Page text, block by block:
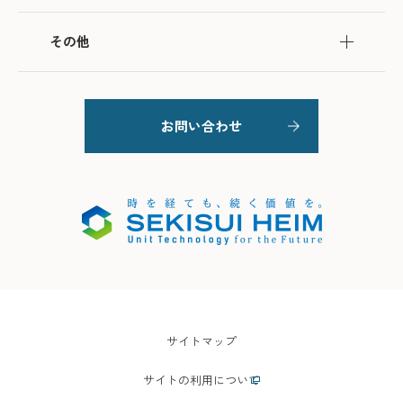
その他
お問い合わせ
サイトマップ
サイトの利用について